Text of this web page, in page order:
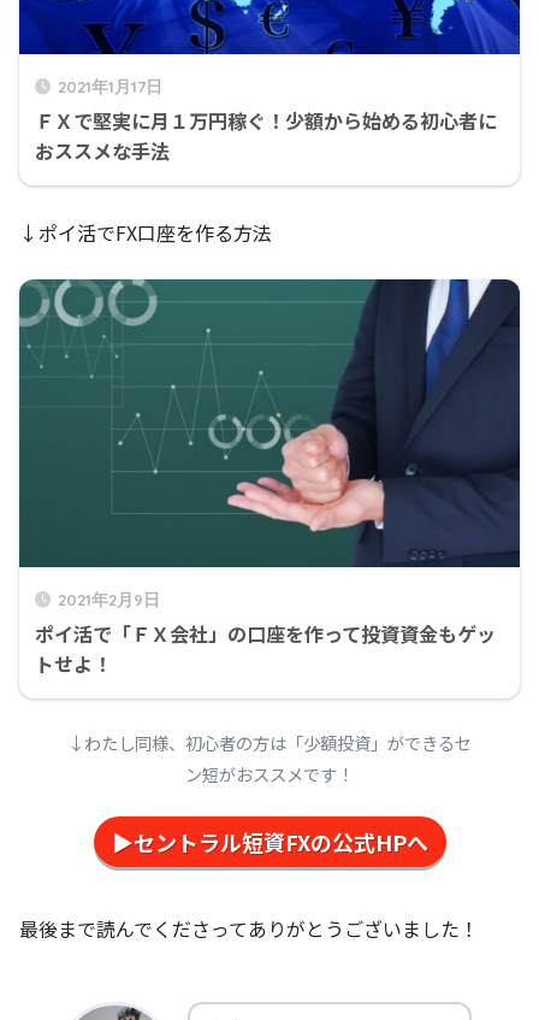
2021年1月17日
ＦＸで堅実に月１万円稼ぐ！少額から始める初心者に
おススメな手法
↓ポイ活でFX口座を作る方法
2021年2月9日
ポイ活で「ＦＸ会社」の口座を作って投資資金もゲッ
トせよ！
↓わたし同様、初心者の方は「少額投資」ができるセ
ン短がおススメです！
▶セントラル短資FXの公式HPへ
最後まで読んでくださってありがとうございました！